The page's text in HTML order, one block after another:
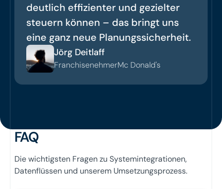
deutlich effizienter und gezielter
steuern können – das bringt uns
eine ganz neue Planungssicherheit.
Jörg Deitlaff
FranchisenehmerMc Donald's
FAQ
Die wichtigsten Fragen zu Systemintegrationen,
Datenflüssen und unserem Umsetzungsprozess.